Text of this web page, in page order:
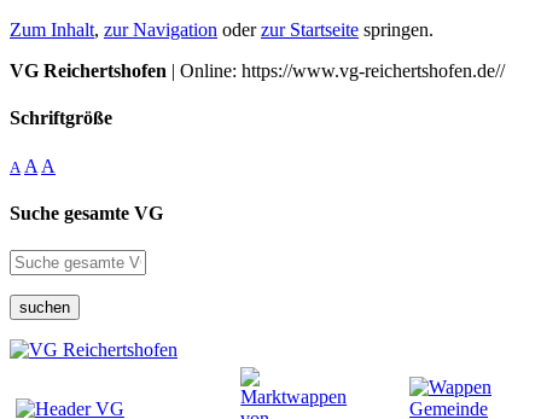
Zum Inhalt, zur Navigation oderzur Startseite springen.
VG Reichertshofen | Online: https://www.vg-reichertshofen.de//
Schriftgröße
A A A
Suche gesamte VG
suchen